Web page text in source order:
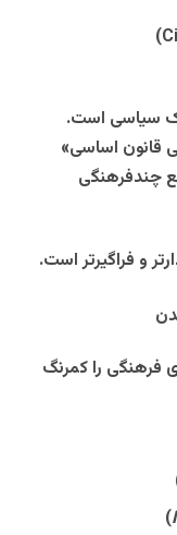
سیاسی است.
قانون اساسی»
چندفرهنگی
و فراگیرتر است.
فرهنگی را کمرنگ
)